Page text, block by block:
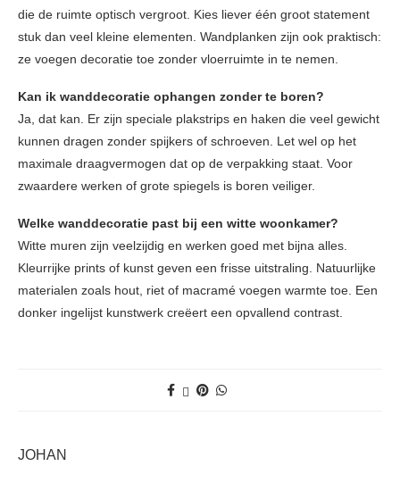
die de ruimte optisch vergroot. Kies liever één groot statement
stuk dan veel kleine elementen. Wandplanken zijn ook praktisch:
ze voegen decoratie toe zonder vloerruimte in te nemen.
Kan ik wanddecoratie ophangen zonder te boren?
Ja, dat kan. Er zijn speciale plakstrips en haken die veel gewicht
kunnen dragen zonder spijkers of schroeven. Let wel op het
maximale draagvermogen dat op de verpakking staat. Voor
zwaardere werken of grote spiegels is boren veiliger.
Welke wanddecoratie past bij een witte woonkamer?
Witte muren zijn veelzijdig en werken goed met bijna alles.
Kleurrijke prints of kunst geven een frisse uitstraling. Natuurlijke
materialen zoals hout, riet of macramé voegen warmte toe. Een
donker ingelijst kunstwerk creëert een opvallend contrast.
JOHAN